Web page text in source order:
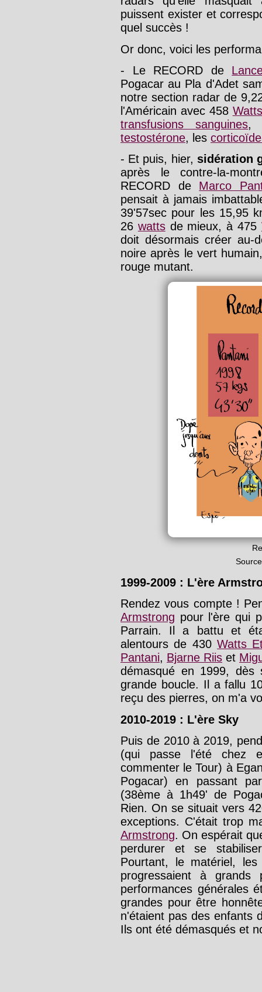
puissent exister et
quel succès !
Or donc, voici les
- Le RECORD de
Pogacar au Pla d'Adet
notre section radar de
l'Américain avec 458
transfusions sanguines,
testostérone, les
- Et puis, hier, sidération
après le contre-la-
RECORD de Marco
pensait à jamais
39'57sec pour les 15,95
26 wattsde mieux, à 475
doit désormais créer au-
noire après le vert
rouge mutant.
1999-2009 : L'ère
Rendez vous compte !
Armstrong pour l'ère qui
Parrain. Il a battu et
alentours de 430Watts
Pantani, Bjarne Riis et
démasqué en 1999,
grande boucle. Il a fallu
reçu des pierres, on m'a
2010-2019 : L'ère Sky
Puis de 2010 à 2019,
(qui passe l'été chez
commenter le Tour) à
Pogacar) en passant
(38ème à 1h49' de
Rien. On se situait vers
exceptions. C'était trop
Armstrong. On espérait
perdurer et se
Pourtant, le matériel,
progressaient à
performances générales
grandes pour être
n'étaient pas des enfants
Ils ont été démasqués et